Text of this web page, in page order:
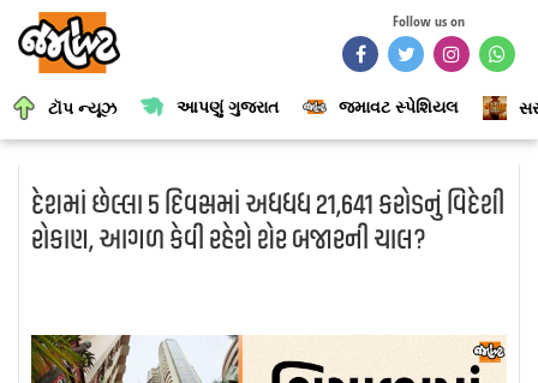
Follow us on
ટૉપ ન્યૂઝ આપણું ગુજરાત જમાવટ સ્પેશિયલ
દેશમાં છેલ્લા 5 દિવસમાં અધધધ 21,641 કરોડનું વિદેશી
રોકાણ, આગળ કેવી રહેશે શેર બજારની ચાલ?